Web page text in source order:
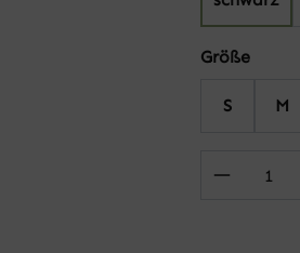
Größe
S M